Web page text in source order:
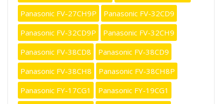
Panasonic FV-27CH9P
Panasonic FV-32CD9
Panasonic FV-32CD9P
Panasonic FV-32CH9
Panasonic FV-38CD8
Panasonic FV-38CD9
Panasonic FV-38CH8
Panasonic FV-38CH8P
Panasonic FY-17CG1
Panasonic FY-19CG1